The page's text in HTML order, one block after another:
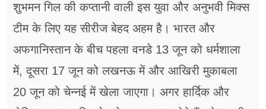
शुभमन गिल की कप्तानी वाली इस युवा और अनुभवी मिक्स
टीम के लिए यह सीरीज बेहद अहम है। भारत और
अफगानिस्तान के बीच पहला वनडे 13 जून को धर्मशाला
में, दूसरा 17 जून को लखनऊ में और आखिरी मुकाबला
20 जून को चेन्नई में खेला जाएगा। अगर हार्दिक और